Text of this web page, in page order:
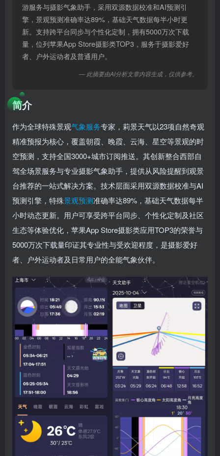
游服务与摄影气象助手，采用双源数据校准和AI预测引
擎，景观预测准确率达89%，基础天气数据每半小时更
新。支持跨平台同步与个性化定制，拥有5000万次下载
量，位列苹果App Store摄影类TOP3，服务于摄影爱好
者、户外运动者及普通用户。
— 此摘要由AI分析文章内容生成，仅供参考。
简介
作为全球特殊景观气象服务专家，莉景天气以23项自然奇观
精准预报为核心，覆盖朝霞、晚霞、云海、星空等景观的时
空预测，支持全国3000+城市订阅推送。其创新整合西部自
驾全场景服务与专业摄影气象助手，提供从风险提醒到观景
台推荐的一站式解决方案。技术层面采用双源数据校准与AI
预测引擎，特殊景观预测准确率达89%，基础天气数据每半
小时动态更新。用户可享受跨平台同步、个性化定制及社区
生态等体验优化，苹果App Store摄影类应用TOP3的荣誉与
5000万次下载量印证其专业性与受欢迎程度，是摄影爱好
者、户外运动者及日常用户的全能气象伙伴。